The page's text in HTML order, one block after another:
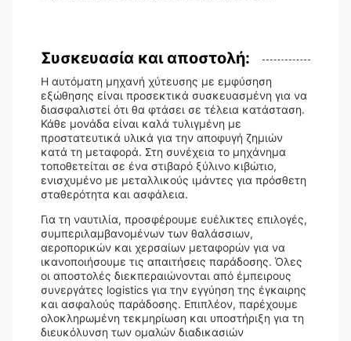
Συσκευασία και αποστολή:
Η αυτόματη μηχανή χύτευσης με εμφύσηση
εξώθησης είναι προσεκτικά συσκευασμένη για να
διασφαλιστεί ότι θα φτάσει σε τέλεια κατάσταση.
Κάθε μονάδα είναι καλά τυλιγμένη με
προστατευτικά υλικά για την αποφυγή ζημιών
κατά τη μεταφορά. Στη συνέχεια το μηχάνημα
τοποθετείται σε ένα στιβαρό ξύλινο κιβώτιο,
ενισχυμένο με μεταλλικούς ιμάντες για πρόσθετη
σταθερότητα και ασφάλεια.
Για τη ναυτιλία, προσφέρουμε ευέλικτες επιλογές,
συμπεριλαμβανομένων των θαλάσσιων,
αεροπορικών και χερσαίων μεταφορών για να
ικανοποιήσουμε τις απαιτήσεις παράδοσης. Όλες
οι αποστολές διεκπεραιώνονται από έμπειρους
συνεργάτες logistics για την εγγύηση της έγκαιρης
και ασφαλούς παράδοσης. Επιπλέον, παρέχουμε
ολοκληρωμένη τεκμηρίωση και υποστήριξη για τη
διευκόλυνση των ομαλών διαδικασιών